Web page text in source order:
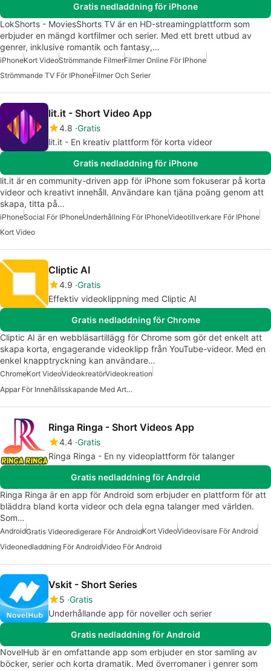
Gratis nedladdning för iPhone
LokShorts - MoviesShorts TV är en HD-streamingplattform som
erbjuder en mängd kortfilmer och serier. Med ett brett utbud av
genrer, inklusive romantik och fantasy,…
iPhoneKort VideoStrömmande FilmerFilmer Online För IPhone
Strömmande TV För IPhoneFilmer Och Serier
lit.it - Short Video App
4.8 Gratis
lit.it - En kreativ plattform för korta videor
Gratis nedladdning för iPhone
lit.it är en community-driven app för iPhone som fokuserar på korta
videor och kreativt innehåll. Användare kan tjäna poäng genom att
skapa, titta på…
iPhoneSocial För IPhoneUnderhållning För IPhoneVideotillverkare För IPhone
Kort Video
Cliptic AI
4.9 Gratis
Effektiv videoklippning med Cliptic AI
Gratis nedladdning för Chrome
Cliptic AI är en webbläsartillägg för Chrome som gör det enkelt att
skapa korta, engagerande videoklipp från YouTube-videor. Med en
enkel knapptryckning kan användare…
ChromeKort VideoVideokreatörVideokreation
Appar För Innehållsskapande Med Artificiell Intelligens
Ringa Ringa - Short Videos App
4.4 Gratis
Ringa Ringa - En ny videoplattform för talanger
Gratis nedladdning för Android
Ringa Ringa är en app för Android som erbjuder en plattform för att
bläddra bland korta videor och dela egna talanger med världen.
Som…
AndroidGratis Videoredigerare För AndroidKort VideoVideovisare För Android
Videonedladdning För AndroidVideo För Android
Vskit - Short Series
5 Gratis
Underhållande app för noveller och serier
Gratis nedladdning för Android
NovelHub är en omfattande app som erbjuder en stor samling av
böcker, serier och korta dramatik. Med överromaner i genrer som